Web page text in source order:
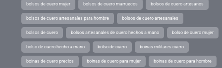
bolsos de cuero mujer bolsos de cuero marruecos bolsos de cuero artesanos
bolsos de cuero artesanales para hombre bolsos de cuero artesanales
bolsos de cuero bolsos artesanales de cuero hechos a mano bolso de cuero mujer
bolso de cuero hecho a mano bolso de cuero boinas militares cuero
boinas de cuero precios boinas de cuero para mujer boinas de cuero para hombre